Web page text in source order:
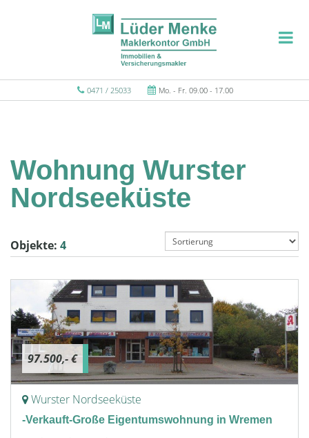
0471 / 25033 Mo. - Fr. 09.00 - 17.00
Wohnung Wurster
Nordseeküste
Objekte: 4
97.500,- €
Wurster Nordseeküste
-Verkauft-Große Eigentumswohnung in Wremen